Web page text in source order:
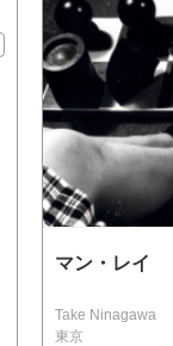
マン・レイ
Take Ninagawa
東京